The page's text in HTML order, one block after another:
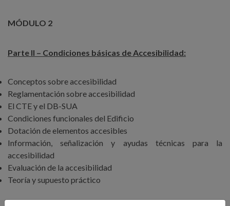
MÓDULO 2
Parte II – Condiciones básicas de Accesibilidad:
Conceptos sobre accesibilidad
Reglamentación sobre accesibilidad
El CTE y el DB-SUA
Condiciones funcionales del Edificio
Dotación de elementos accesibles
Información, señalización y ayudas técnicas para la
accesibilidad
Evaluación de la accesibilidad
Teoría y supuesto práctico